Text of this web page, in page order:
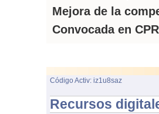
Mejora de la
Convocada en
Código Activ: iz1u8saz
Recursos